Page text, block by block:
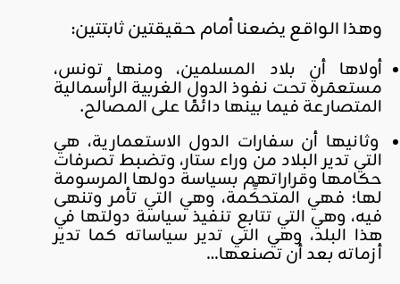
وهذا الواقع يضعنا أمام حقيقتين ثابتتين:
أولاها أن بلاد المسلمين، ومنها تونس،
مستعمَرة تحت نفوذ الدول الغربية الرأسمالية
المتصارعة فيما بينها دائمًا على المصالح.
وثانيها أن سفارات الدول الاستعمارية، هي
التي تدير البلاد من وراء ستار، وتضبط تصرفات
حكامها وقراراتهم بسياسة دولها المرسومة
لها؛ فهي المتحكِّمة، وهي التي تأمر وتنهى
فيه، وهي التي تتابع تنفيذ سياسة دولتها في
هذا البلد، وهي التي تدير سياساته كما تدير
أزماته بعد أن تصنعها…